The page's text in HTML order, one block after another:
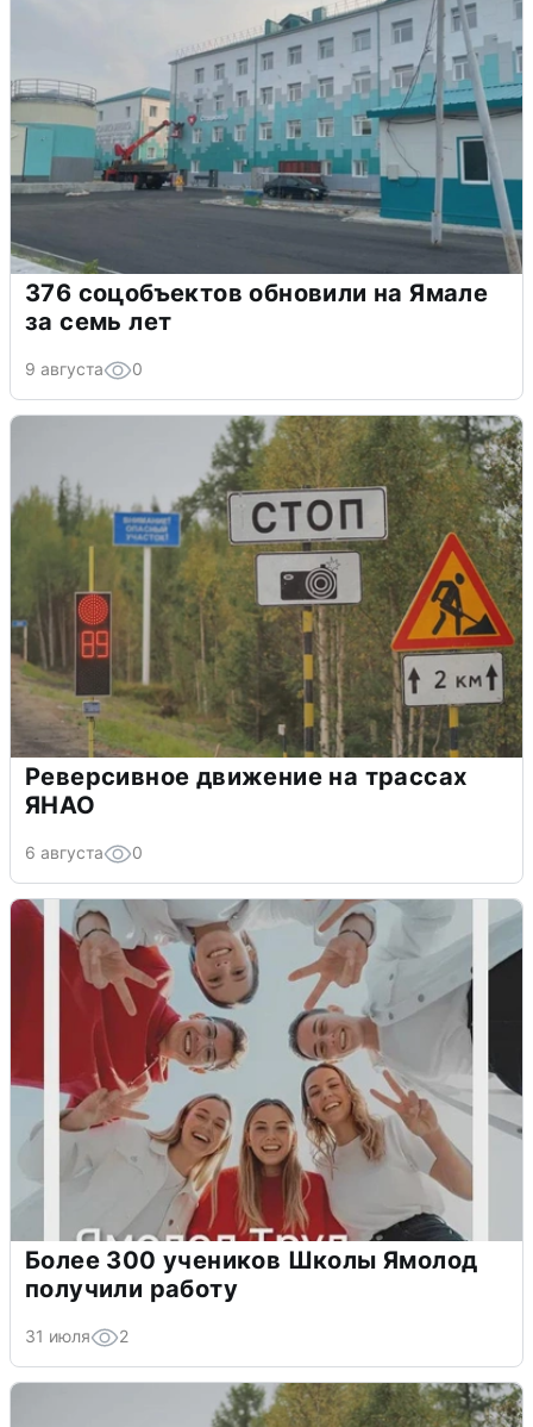
376 соцобъектов обновили на Ямале
за семь лет
9 августа 0
Реверсивное движение на трассах
ЯНАО
6 августа 0
Более 300 учеников Школы Ямолод
получили работу
31 июля 2